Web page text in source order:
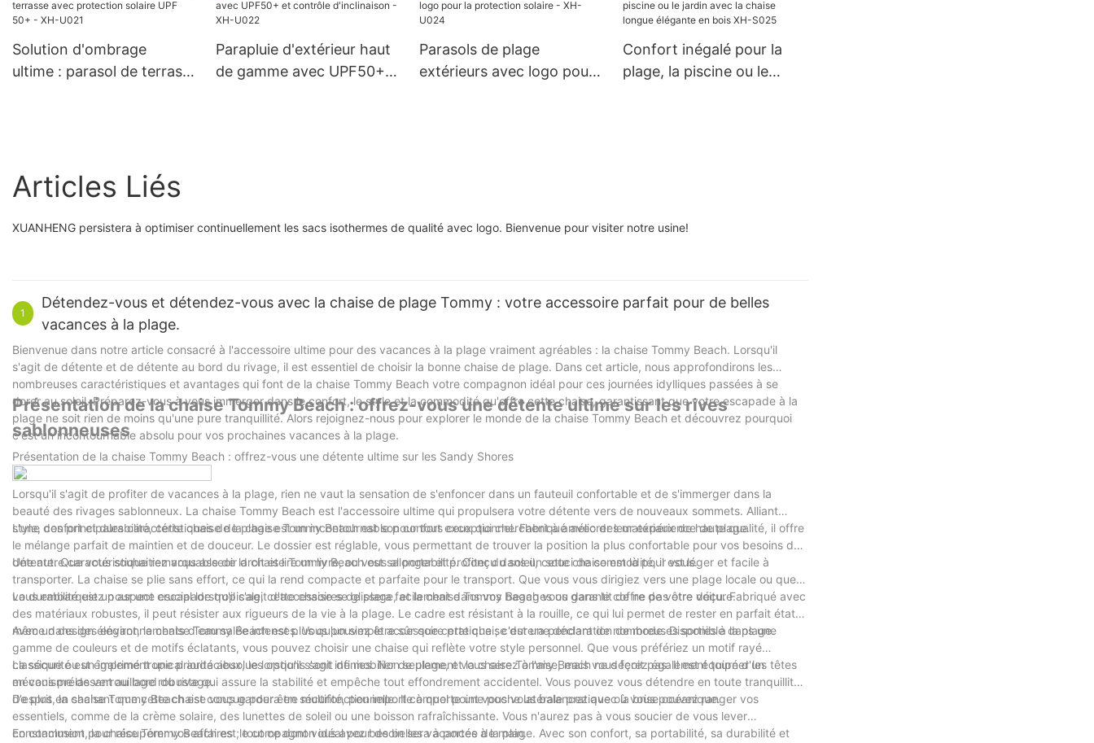
XH-U009
piscine, la cour, la table et
les chaises XH-U034
Solution d'ombrage
ultime : parasol de terrasse
Parapluie d'extérieur haut
de gamme avec UPF50+
Parasols de plage
extérieurs avec logo pour
Confort inégalé pour la
plage, la piscine ou le
Articles Liés
XUANHENG persistera à optimiser continuellement les sacs isothermes de qualité avec logo. Bienvenue pour visiter notre usine!
1
Détendez-vous et détendez-vous avec la chaise de plage Tommy : votre accessoire parfait pour de belles
vacances à la plage.
Bienvenue dans notre article consacré à l'accessoire ultime pour des vacances à la plage vraiment agréables : la chaise Tommy Beach. Lorsqu'il
s'agit de détente et de détente au bord du rivage, il est essentiel de choisir la bonne chaise de plage. Dans cet article, nous approfondirons les
nombreuses caractéristiques et avantages qui font de la chaise Tommy Beach votre compagnon idéal pour ces journées idylliques passées à se
dorer au soleil. Préparez-vous à vous immerger dans le confort, le style et la commodité qu'offre cette chaise, garantissant que votre escapade à la
plage ne soit rien de moins qu'une pure tranquillité. Alors rejoignez-nous pour explorer le monde de la chaise Tommy Beach et découvrez pourquoi
c'est un incontournable absolu pour vos prochaines vacances à la plage.
Présentation de la chaise Tommy Beach : offrez-vous une détente ultime sur les rives
sablonneuses
Présentation de la chaise Tommy Beach : offrez-vous une détente ultime sur les Sandy Shores
Lorsqu'il s'agit de profiter de vacances à la plage, rien ne vaut la sensation de s'enfoncer dans un fauteuil confortable et de s'immerger dans la
beauté des rivages sablonneux. La chaise Tommy Beach est l'accessoire ultime qui propulsera votre détente vers de nouveaux sommets. Alliant
style, confort et durabilité, cette chaise de plage est un incontournable pour tous ceux qui cherchent à améliorer leur expérience de plage.
L'une des principales caractéristiques de la chaise Tommy Beach est son confort exceptionnel. Fabriqué avec des matériaux de haute qualité, il offre
le mélange parfait de maintien et de douceur. Le dossier est réglable, vous permettant de trouver la position la plus confortable pour vos besoins de
détente. Que vous souhaitiez vous asseoir droit et lire un livre, ou vous allonger et profiter du soleil, cette chaise est là pour vous.
Une autre caractéristique remarquable de la chaise Tommy Beach est sa portabilité. Conçu dans un souci de commodité, il est léger et facile à
transporter. La chaise se plie sans effort, ce qui la rend compacte et parfaite pour le transport. Que vous vous dirigiez vers une plage locale ou que
vous embarquiez pour une escapade tropicale, cette chaise se glissera facilement dans vos bagages ou dans le coffre de votre voiture.
La durabilité est un aspect crucial lorsqu'il s'agit d'accessoires de plage, et la chaise Tommy Beach vous garantit de ne pas être déçu. Fabriqué avec
des matériaux robustes, il peut résister aux rigueurs de la vie à la plage. Le cadre est résistant à la rouille, ce qui lui permet de rester en parfait état
même dans des environnements d'eau salée intenses. Vous pouvez être sûr que cette chaise durera pendant de nombreuses sorties à la plage.
Avec un design élégant, la chaise Tommy Beach est plus qu'un simple accessoire pratique ; c'est une déclaration de mode. Disponible dans une
gamme de couleurs et de motifs éclatants, vous pouvez choisir une chaise qui reflète votre style personnel. Que vous préfériez un motif rayé
classique ou un imprimé tropical audacieux, les options sont infinies. Non seulement vous serez à l'aise, mais vous ferez également tourner les têtes
en vous prélassant au bord du rivage.
La sécurité est également une priorité absolue lorsqu'il s'agit de mobilier de plage, et la chaise Tommy Beach ne déçoit pas. Il est équipé d'un
mécanisme de verrouillage robuste qui assure la stabilité et empêche tout effondrement accidentel. Vous pouvez vous détendre en toute tranquillité
d'esprit en sachant que cette chaise vous gardera en sécurité, peu importe à quel point vous vous balancez avec la brise océanique.
De plus, la chaise Tommy Beach est conçue pour être multifonctionnelle. Il comporte une poche latérale pratique où vous pouvez ranger vos
essentiels, comme de la crème solaire, des lunettes de soleil ou une boisson rafraîchissante. Vous n'aurez pas à vous soucier de vous lever
constamment pour récupérer vos affaires ; tout ce dont vous avez besoin sera à portée de main.
En conclusion, la chaise Tommy Beach est le compagnon idéal pour de belles vacances à la plage. Avec son confort, sa portabilité, sa durabilité et